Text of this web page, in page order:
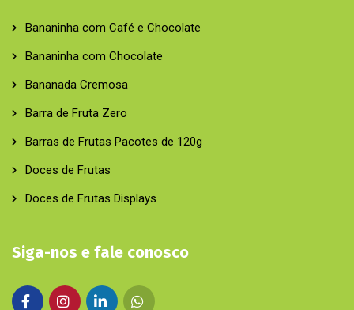
Bananinha com Café e Chocolate
Bananinha com Chocolate
Bananada Cremosa
Barra de Fruta Zero
Barras de Frutas Pacotes de 120g
Doces de Frutas
Doces de Frutas Displays
Siga-nos e fale conosco